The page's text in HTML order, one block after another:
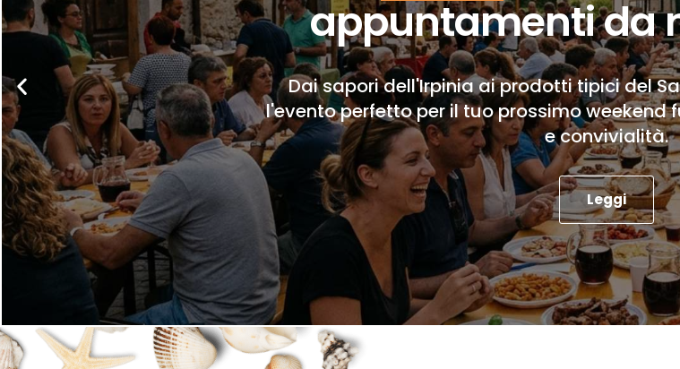
appuntamenti da
Dai sapori dell'Irpinia ai prodotti tipici del
l'evento perfetto per il tuo prossimo weekend
e convivialità.
Leggi